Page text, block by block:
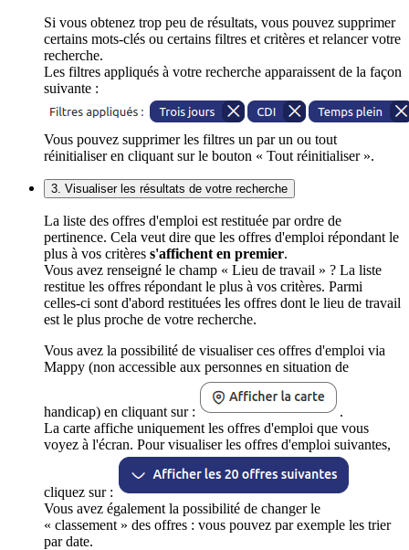
Si vous obtenez trop peu de résultats, vous pouvez supprimer
certains mots-clés ou certains filtres et critères et relancer votre
recherche.
Les filtres appliqués à votre recherche apparaissent de la façon
suivante :
Vous pouvez supprimer les filtres un par un ou tout
réinitialiser en cliquant sur le bouton « Tout réinitialiser ».
3. Visualiser les résultats de votre recherche
La liste des offres d'emploi est restituée par ordre de
pertinence. Cela veut dire que les offres d'emploi répondant le
plus à vos critères s'affichent en premier.
Vous avez renseigné le champ « Lieu de travail » ? La liste
restitue les offres répondant le plus à vos critères. Parmi
celles-ci sont d'abord restituées les offres dont le lieu de travail
est le plus proche de votre recherche.
Vous avez la possibilité de visualiser ces offres d'emploi via
Mappy (non accessible aux personnes en situation de
handicap) en cliquant sur :
.
La carte affiche uniquement les offres d'emploi que vous
voyez à l'écran. Pour visualiser les offres d'emploi suivantes,
cliquez sur :
Vous avez également la possibilité de changer le
« classement » des offres : vous pouvez par exemple les trier
par date.